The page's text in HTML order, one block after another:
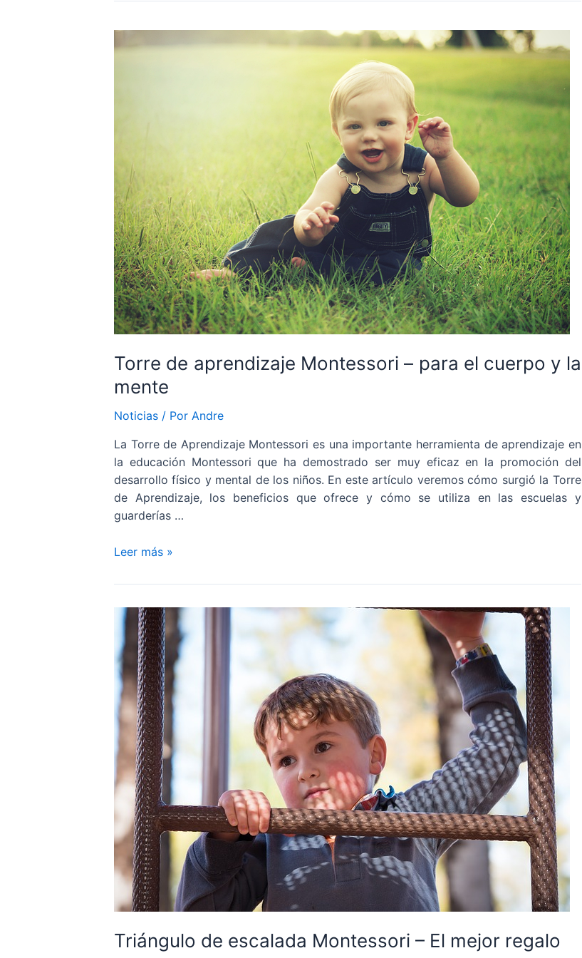
Torre de aprendizaje Montessori – para el cuerpo y la
mente
Noticias / Por Andre
La Torre de Aprendizaje Montessori es una importante herramienta de aprendizaje en
la educación Montessori que ha demostrado ser muy eficaz en la promoción del
desarrollo físico y mental de los niños. En este artículo veremos cómo surgió la Torre
de Aprendizaje, los beneficios que ofrece y cómo se utiliza en las escuelas y
guarderías …
Torre
aprendizaje
Montessori
para
el
cuerpo
mente
Leer más »
Triángulo de escalada Montessori – El mejor regalo